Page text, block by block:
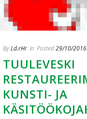
ByLd.rHr In Posted29/10/2016
TUULEVESKI
KUNSTI- JA